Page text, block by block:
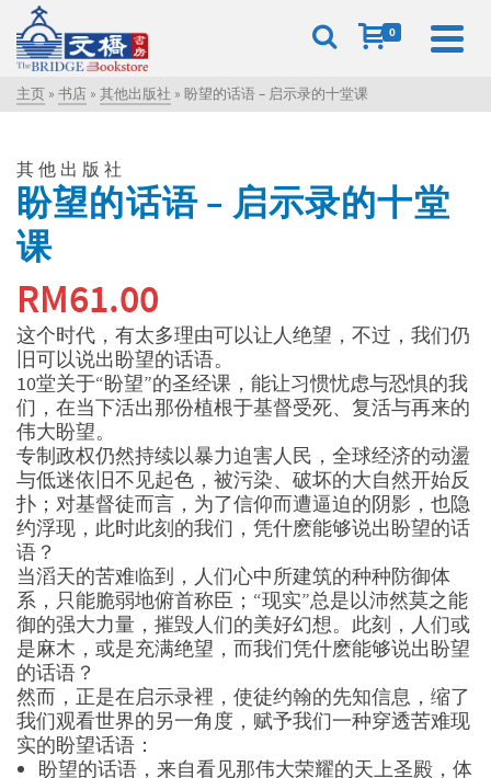
0
主页 » 书店 » 其他出版社 » 盼望的话语 – 启示录的十堂课
其他出版社
盼望的话语 – 启示录的十堂
课
RM61.00
这个时代，有太多理由可以让人绝望，不过，我们仍
旧可以说出盼望的话语。
10堂关于“盼望”的圣经课，能让习惯忧虑与恐惧的我
们，在当下活出那份植根于基督受死、复活与再来的
伟大盼望。
专制政权仍然持续以暴力迫害人民，全球经济的动盪
与低迷依旧不见起色，被污染、破坏的大自然开始反
扑；对基督徒而言，为了信仰而遭逼迫的阴影，也隐
约浮现，此时此刻的我们，凭什麽能够说出盼望的话
语？
当滔天的苦难临到，人们心中所建筑的种种防御体
系，只能脆弱地俯首称臣；“现实”总是以沛然莫之能
御的强大力量，摧毁人们的美好幻想。此刻，人们或
是麻木，或是充满绝望，而我们凭什麽能够说出盼望
的话语？
然而，正是在启示录裡，使徒约翰的先知信息，缩了
我们观看世界的另一角度，赋予我们一种穿透苦难现
实的盼望话语：
盼望的话语，来自看见那伟大荣耀的天上圣殿，体